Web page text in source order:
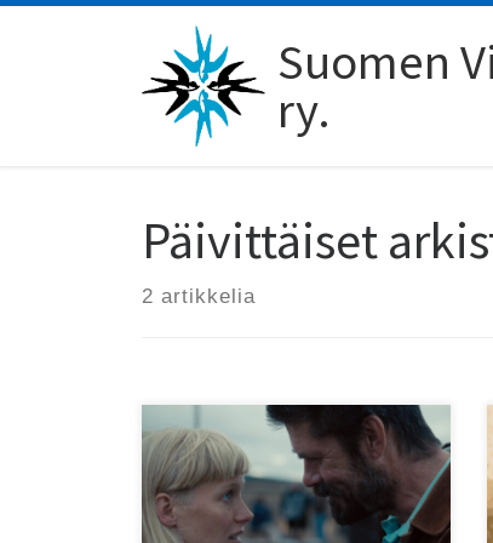
Suomen
ry.
Päivittäiset
2 artikkelia
Mukana kolme pitkää
virolaiselokuvaa!